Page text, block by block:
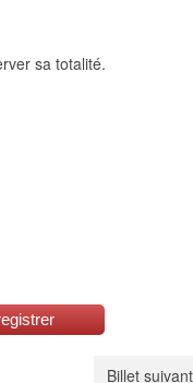
sa totalité.
Billet suivant